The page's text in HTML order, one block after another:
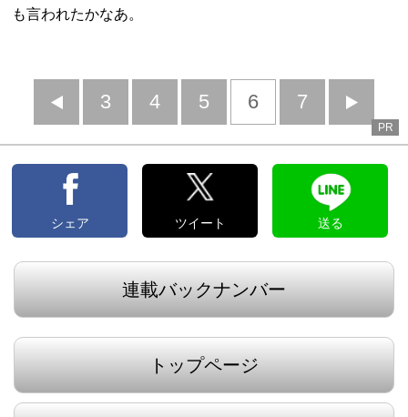
も言われたかなあ。
前
へ
3 4 5 6 7
へ
PR
シェア ツイート 送る
連載バックナンバー
トップページ